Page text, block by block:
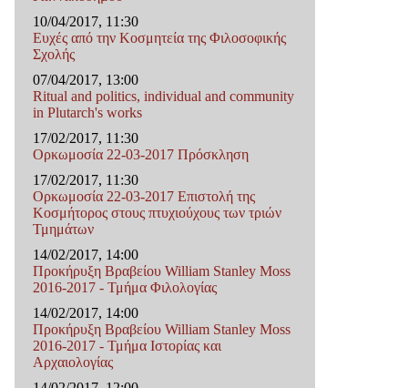
10/04/2017, 11:30
Ευχές από την Κοσμητεία της Φιλοσοφικής
Σχολής
07/04/2017, 13:00
Ritual and politics, individual and community
in Plutarch's works
17/02/2017, 11:30
Ορκωμοσία 22-03-2017 Πρόσκληση
17/02/2017, 11:30
Ορκωμοσία 22-03-2017 Επιστολή της
Κοσμήτορος στους πτυχιούχους των τριών
Τμημάτων
14/02/2017, 14:00
Προκήρυξη Βραβείου William Stanley Moss
2016-2017 - Τμήμα Φιλολογίας
14/02/2017, 14:00
Προκήρυξη Βραβείου William Stanley Moss
2016-2017 - Τμήμα Ιστορίας και
Αρχαιολογίας